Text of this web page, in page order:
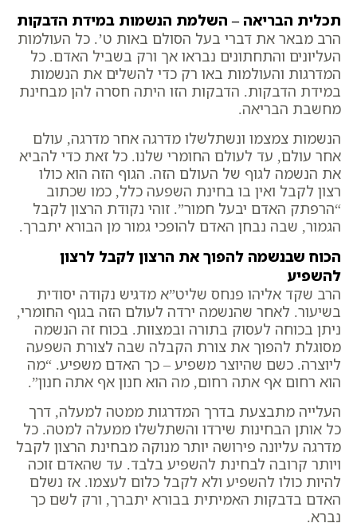
תכלית הבריאה – השלמת הנשמות במידת הדבקות
הרב מבאר את דברי בעל הסולם באות ט’. כל העולמות
העליונים והתחתונים נבראו אך ורק בשביל האדם. כל
המדרגות והעולמות באו רק כדי להשלים את הנשמות
במידת הדבקות. הדבקות הזו היתה חסרה להן מבחינת
מחשבת הבריאה.
הנשמות צמצמו ונשתלשלו מדרגה אחר מדרגה, עולם
אחר עולם, עד לעולם החומרי שלנו. כל זאת כדי להביא
את הנשמה לגוף של העולם הזה. הגוף הזה הוא כולו
רצון לקבל ואין בו בחינת השפעה כלל, כמו שכתוב
“הרפתק האדם יבעל חמור”. זוהי נקודת הרצון לקבל
הגמור, שבה נבחן האדם להופכי גמור מן הבורא יתברך.
הכוח שבנשמה להפוך את הרצון לקבל לרצון
להשפיע
הרב שקד אליהו פנחס שליט”א מדגיש נקודה יסודית
בשיעור. לאחר שהנשמה ירדה לעולם הזה בגוף החומרי,
ניתן בכוחה לעסוק בתורה ובמצוות. בכוח זה הנשמה
מסוגלת להפוך את צורת הקבלה שבה לצורת השפעה
ליוצרה. כשם שהיוצר משפיע – כך האדם משפיע. “מה
הוא רחום אף אתה רחום, מה הוא חנון אף אתה חנון”.
העלייה מתבצעת בדרך המדרגות ממטה למעלה, דרך
כל אותן הבחינות שירדו והשתלשלו ממעלה למטה. כל
מדרגה עליונה פירושה יותר מנוקה מבחינת הרצון לקבל
ויותר קרובה לבחינת להשפיע בלבד. עד שהאדם זוכה
להיות כולו להשפיע ולא לקבל כלום לעצמו. אז נשלם
האדם בדבקות האמיתית בבורא יתברך, ורק לשם כך
נברא.